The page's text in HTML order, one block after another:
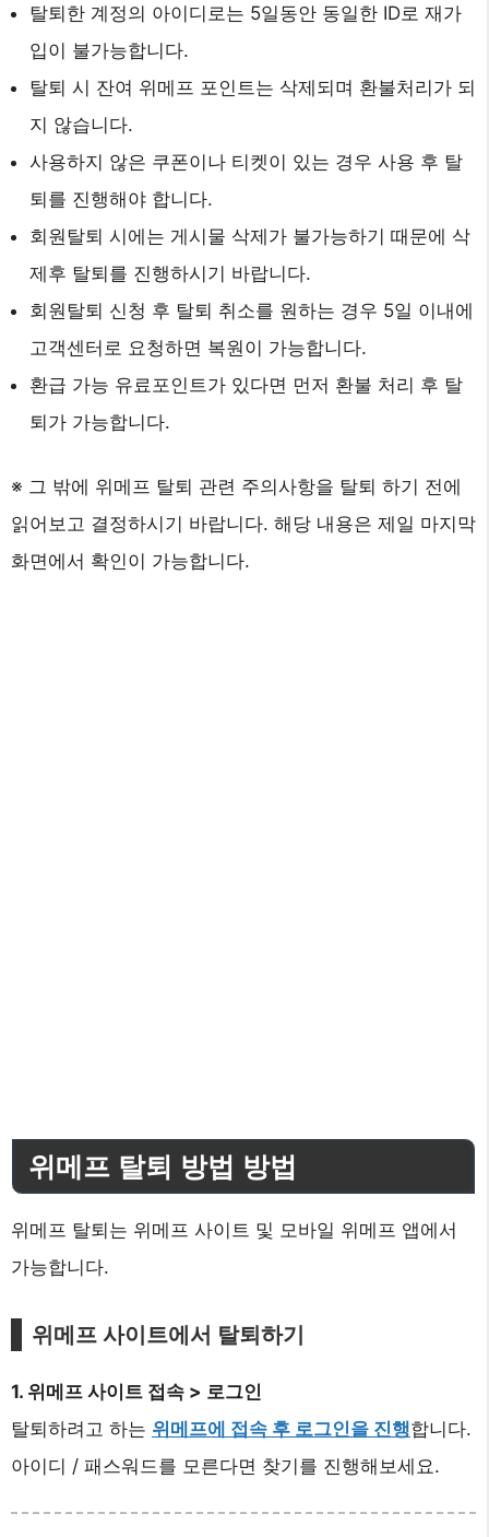
탈퇴한 계정의 아이디로는 5일동안 동일한 ID로 재가
입이 불가능합니다.
탈퇴 시 잔여 위메프 포인트는 삭제되며 환불처리가 되
지 않습니다.
사용하지 않은 쿠폰이나 티켓이 있는 경우 사용 후 탈
퇴를 진행해야 합니다.
회원탈퇴 시에는 게시물 삭제가 불가능하기 때문에 삭
제후 탈퇴를 진행하시기 바랍니다.
회원탈퇴 신청 후 탈퇴 취소를 원하는 경우 5일 이내에
고객센터로 요청하면 복원이 가능합니다.
환급 가능 유료포인트가 있다면 먼저 환불 처리 후 탈
퇴가 가능합니다.
※ 그 밖에 위메프 탈퇴 관련 주의사항을 탈퇴 하기 전에
읽어보고 결정하시기 바랍니다. 해당 내용은 제일 마지막
화면에서 확인이 가능합니다.
위메프 탈퇴 방법 방법
위메프 탈퇴는 위메프 사이트 및 모바일 위메프 앱에서
가능합니다.
위메프 사이트에서 탈퇴하기
1. 위메프 사이트 접속 > 로그인
탈퇴하려고 하는 위메프에 접속 후 로그인을 진행합니다.
아이디 / 패스워드를 모른다면 찾기를 진행해보세요.